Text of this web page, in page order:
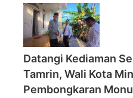
Datangi Kediaman
Tamrin, Wali Kota
Pembongkaran